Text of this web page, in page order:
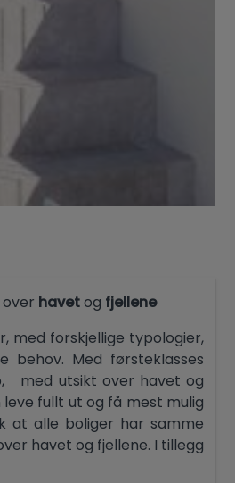
havetog fjellene
med forskjellige typologier,
Med førsteklasses
med utsikt over havet og
fullt ut og få mest mulig
at alle boliger har samme
havet og fjellene. I tillegg
eksteriør, noe som gjør